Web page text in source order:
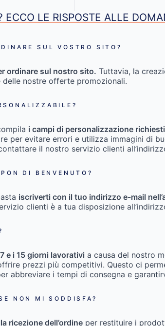
LE RISPOSTE ALLE
SUL VOSTRO SITO?
ordinare sul nostro sito. Tuttavia, la
nostre offerte promozionali.
i campi di personalizzazione richiesti
per evitare errori e utilizza immagini di
il nostro servizio clienti
DI BENVENUTO?
iscriverti con il tuo indirizzo e-mail
clienti è a tua disposizione
e i 15 giorni lavorativi a causa del nostro
prezzi più competitivi. Questo ci
abbreviare i tempi di consegna e
NON MI SODDISFA?
ricezione dell’ordine per restituire i